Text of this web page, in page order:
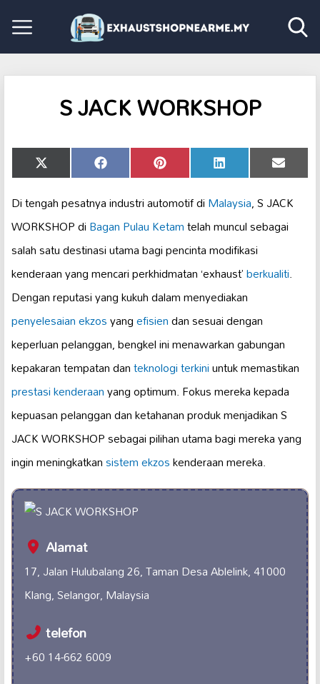
S JACK WORKSHOP
Share
on
X
(Twitter)
Share
on
Facebook Share
on
Pinterest Share
on
LinkedIn Share
on
Email
Di tengah pesatnya industri automotif diMalaysia, S JACK
WORKSHOP diBagan Pulau Ketamtelah muncul sebagai
salah satu destinasi utama bagi pencinta modifikasi
kenderaan yang mencari perkhidmatan ‘exhaust’berkualiti.
Dengan reputasi yang kukuh dalam menyediakan
penyelesaian ekzosyangefisiendan sesuai dengan
keperluan pelanggan, bengkel ini menawarkan gabungan
kepakaran tempatan danteknologi terkiniuntuk memastikan
prestasi kenderaanyang optimum. Fokus mereka kepada
kepuasan pelanggan dan ketahanan produk menjadikan S
JACK WORKSHOP sebagai pilihan utama bagi mereka yang
ingin meningkatkansistem ekzoskenderaan mereka.
Alamat
17, Jalan Hulubalang 26, Taman Desa Ablelink, 41000
Klang, Selangor, Malaysia
telefon
+60 14-662 6009